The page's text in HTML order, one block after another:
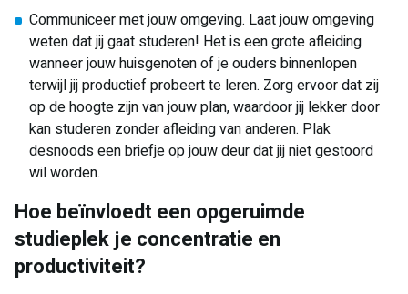
Communiceer met jouw omgeving. Laat jouw omgeving
weten dat jij gaat studeren! Het is een grote afleiding
wanneer jouw huisgenoten of je ouders binnenlopen
terwijl jij productief probeert te leren. Zorg ervoor dat zij
op de hoogte zijn van jouw plan, waardoor jij lekker door
kan studeren zonder afleiding van anderen. Plak
desnoods een briefje op jouw deur dat jij niet gestoord
wil worden.
Hoe beïnvloedt een opgeruimde
studieplek je concentratie en
productiviteit?